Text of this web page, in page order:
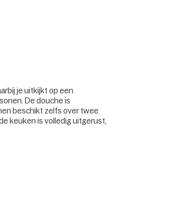
je uitkijkt op een
De douche is
beschikt zelfs over twee
keuken is volledig uitgerust,